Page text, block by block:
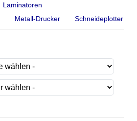
Laminatoren
Metall-Drucker Schneideplotter